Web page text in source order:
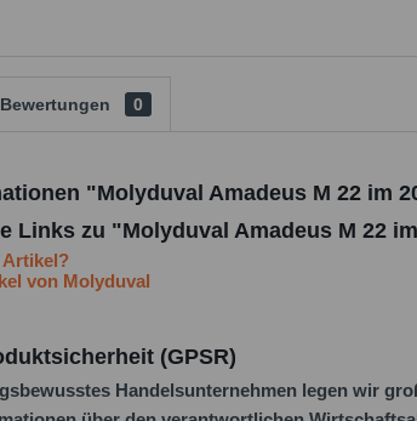
Bewertungen 0
"Molyduval Amadeus M 22 im
Links zu "Molyduval Amadeus M 22
Artikel?
von Molyduval
(GPSR)
Handelsunternehmen legen wir